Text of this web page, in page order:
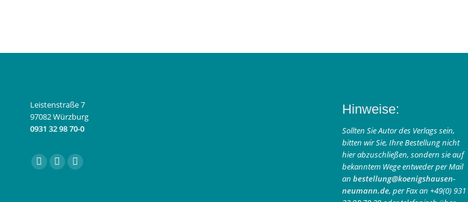
Leistenstraße 7
97082 Würzburg
0931 32 98 70-0
Finden Sie uns auf:
FacebookInstagram
E-
Hinweise:
Sollten Sie Autor des Verlags sein,
bitten wir Sie, Ihre Bestellung nicht
hier abzuschließen, sondern sie auf
bekanntem Wege entweder per Mail
an bestellung@koenigshausen-
neumann.de, per Fax an +49(0) 931